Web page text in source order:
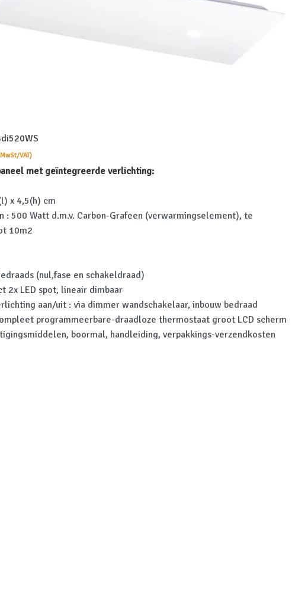
VAT)
met geïntegreerde verlichting:
x 4,5(h) cm
: 500 Watt d.m.v. Carbon-Grafeen (verwarmingselement), te
10m2
(nul,fase en schakeldraad)
2x LED spot, lineair dimbaar
aan/uit : via dimmer wandschakelaar, inbouw bedraad
programmeerbare-draadloze thermostaat groot LCD scherm
boormal, handleiding, verpakkings-verzendkosten